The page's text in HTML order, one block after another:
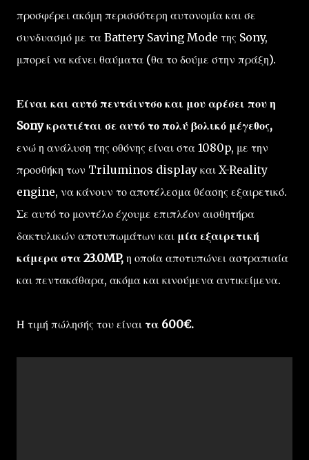
προσφέρει ακόμη περισσότερη αυτονομία και σε
συνδυασμό με τα Battery Saving Mode της Sony,
μπορεί να κάνει θαύματα (θα το δούμε στην πράξη).
Είναι και αυτό πεντάιντσο και μου αρέσει που η
Sony κρατιέται σε αυτό το πολύ βολικό μέγεθος,
ενώ η ανάλυση της οθόνης είναι στα 1080p, με την
προσθήκη των Triluminos display και X-Reality
engine, να κάνουν το αποτέλεσμα θέασης εξαιρετικό.
Σε αυτό το μοντέλο έχουμε επιπλέον αισθητήρα
δακτυλικών αποτυπωμάτων και μία εξαιρετική
κάμερα στα 23.0MP, η οποία αποτυπώνει αστραπιαία
και πεντακάθαρα, ακόμα και κινούμενα αντικείμενα.
Η τιμή πώλησής του είναι τα 600€.